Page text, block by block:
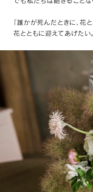
「誰かが死んだときに、花
花とともに迎えてあげたい